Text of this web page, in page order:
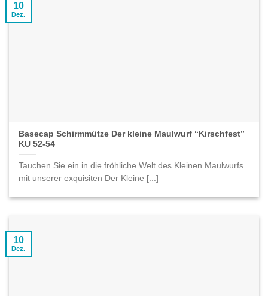
Basecap Schirmmütze Der kleine Maulwurf “Kirschfest”
KU 52-54
Tauchen Sie ein in die fröhliche Welt des Kleinen Maulwurfs
mit unserer exquisiten Der Kleine [...]
10
Dez.
10
Dez.